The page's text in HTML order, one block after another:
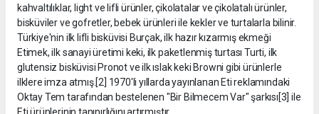
kahvaltılıklar, light ve lifli ürünler, çikolatalar ve çikolatalı ürünler,
bisküviler ve gofretler, bebek ürünleri ile kekler ve turtalarla bilinir.
Türkiye'nin ilk lifli bisküvisi Burçak, ilk hazır kızarmış ekmeği
Etimek, ilk sanayi üretimi keki, ilk paketlenmiş turtası Turti, ilk
glutensiz bisküvisi Pronot ve ilk ıslak keki Browni gibi ürünlerle
ilklere imza atmış.[2] 1970'li yıllarda yayınlanan Eti reklamındaki
Oktay Tem tarafından bestelenen "Bir Bilmecem Var" şarkısı[3] ile